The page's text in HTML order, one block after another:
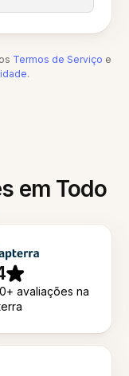
Termos de Serviço e
.
em Todo
avaliações na